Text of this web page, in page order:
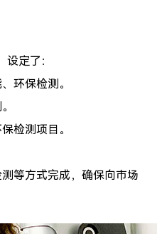
设定了：
环保检测。
检测项目。
等方式完成，确保向市场